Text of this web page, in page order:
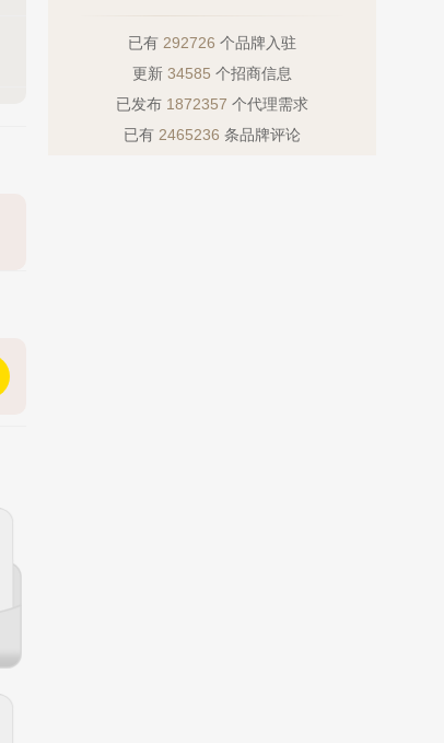
已有 292726 个品牌入驻
更新 34585 个招商信息
已发布 1872357 个代理需求
已有 2465236 条品牌评论